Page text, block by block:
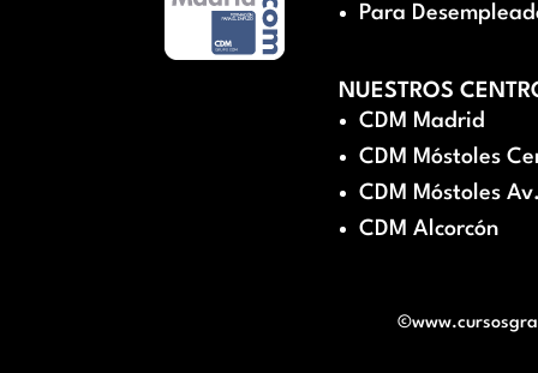
Para
NUESTROS
CDM Madrid
CDM Móstoles
CDM Móstoles
CDM Alcorcón